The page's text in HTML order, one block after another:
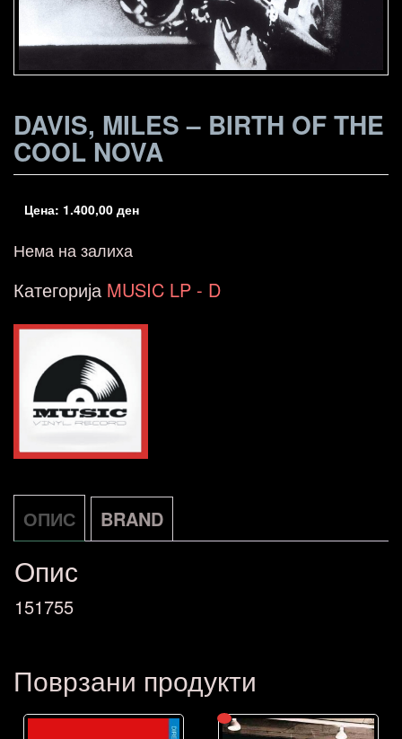
DAVIS, MILES – BIRTH OF THE
COOL NOVA
Цена: 1.400,00 ден
Нема на залиха
Категорија MUSIC LP - D
ОПИС BRAND
Опис
151755
Поврзани продукти